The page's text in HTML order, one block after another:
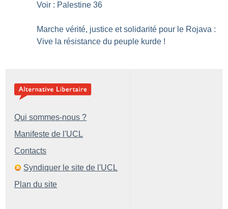
Voir : Palestine 36
Marche vérité, justice et solidarité pour le Rojava :
Vive la résistance du peuple kurde !
Qui sommes-nous ?
Manifeste de l'UCL
Contacts
Syndiquer le site de l'UCL
Plan du site